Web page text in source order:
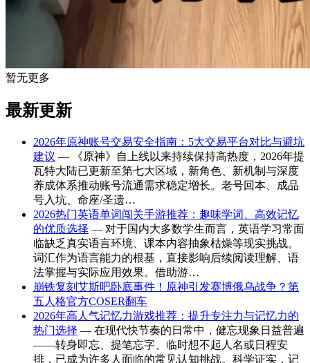
暂无更多
最新更新
2026年原神账号交易安全指南：5大交易平台对比与避坑
建议 — 《原神》自上线以来持续保持高热度，2026年提
瓦特大陆已更新至第七大区域，新角色、新机制与深度
养成体系推动账号流通需求稳定增长。老号回本、成品
号入坑、命座/圣遗…
2026热门英语单词闯关手游推荐：趣味学词、高效记忆
的优质选择 — 对于国内大多数学生而言，英语学习常面
临缺乏真实语言环境、课本内容抽象枯燥等现实挑战。
词汇作为语言能力的根基，直接影响后续阅读理解、语
法掌握与实际应用效果。借助游…
崩铁复刻艾斯吧卧底事件！原神引发赛博俄乌战争？第
五人格官方COSER翻车
2026年高人气记忆力游戏推荐：提升专注力与记忆力的
热门选择 — 在现代快节奏的日常中，健忘现象日益普遍
——转身即忘、提笔忘字、临时想不起人名或日程安
排，已成为许多人面临的常见认知挑战。科学证实，记